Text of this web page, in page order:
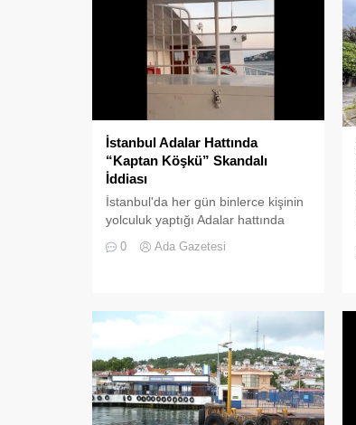
İstanbul Adalar Hattında
“Kaptan Köşkü” Skandalı
İddiası
İstanbul'da her gün binlerce kişinin
yolculuk yaptığı Adalar hattında
da pes" dedirtti
0 Ada Gazetesi